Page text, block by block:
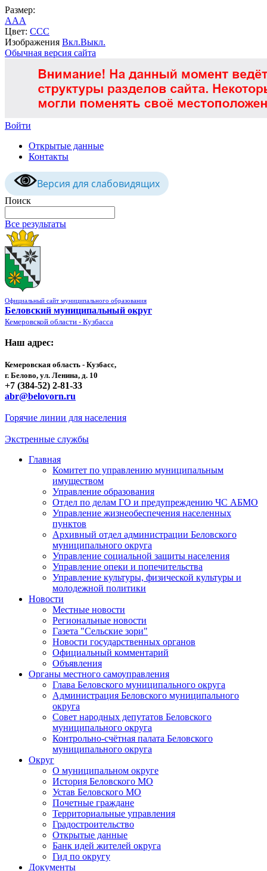
Размер:
AAA
Цвет: CCC
Изображения Вкл.Выкл.
Обычная версия сайта
Войти
Открытые данные
Контакты
Версия для слабовидящих
Поиск
Все результаты
Официальный сайт муниципального образования
Беловский муниципальный округ
Кемеровской области - Кузбасса
Наш адрес:
Кемеровская область - Кузбасс,
г. Белово, ул. Ленина, д. 10
+7 (384-52) 2-81-33
abr@belovorn.ru
Горячие линии для населения
Экстренные службы
Главная
Комитет по управлению муниципальным
имуществом
Управление образования
Отдел по делам ГО и предупреждению ЧС АБМО
Управление жизнеобеспечения населенных
пунктов
Архивный отдел администрации Беловского
муниципального округа
Управление социальной защиты населения
Управление опеки и попечительства
Управление культуры, физической культуры и
молодежной политики
Новости
Местные новости
Региональные новости
Газета "Сельские зори"
Новости государственных органов
Официальный комментарий
Объявления
Органы местного самоуправления
Глава Беловского муниципального округа
Администрация Беловского муниципального
округа
Совет народных депутатов Беловского
муниципального округа
Контрольно-счётная палата Беловского
муниципального округа
Округ
О муниципальном округе
История Беловского МО
Устав Беловского МО
Почетные граждане
Территориальные управления
Градостроительство
Открытые данные
Банк идей жителей округа
Гид по округу
Документы